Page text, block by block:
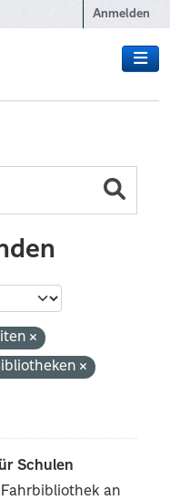
Anmelden
Schulen
an